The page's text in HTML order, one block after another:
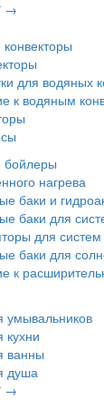
→
для водяных
к водяным
бойлеры
нагрева
баки и
баки для
для
баки для
к
умывальников
кухни
ванны
душа
→